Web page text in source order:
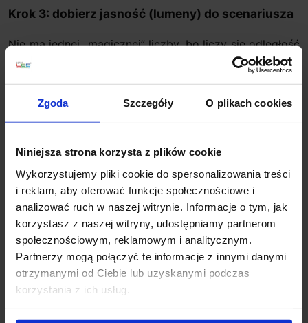
Zgoda Szczegóły O plikach cookies
Niniejsza strona korzysta z plików cookie
Wykorzystujemy pliki cookie do spersonalizowania treści
i reklam, aby oferować funkcje społecznościowe i
analizować ruch w naszej witrynie. Informacje o tym, jak
korzystasz z naszej witryny, udostępniamy partnerom
społecznościowym, reklamowym i analitycznym.
Partnerzy mogą połączyć te informacje z innymi danymi
otrzymanymi od Ciebie lub uzyskanymi podczas
korzystania z ich usług.
Krok 3: dobierz jasność (lumeny) do scenariusza
Nie ma jednej „magicznej” liczby, bo liczy się odległość
od powierzchni, kolor ścian i to, czy lampa świeci w
górę, w dół czy przez dyfuzor. Poniższe widełki są
jednak bardzo użytecznym punktem startu.
Zastosowanie | Typowe widełki (lm) | Co daje
najlepszy efekt
Nastrój / wieczór | 200–400 lm | ciepła barwa +
ściemnianie
Lampa „codzienna” przy sofie | 400–800 lm |
opal/mleczne szkło i stabilna baza
Czytanie przy fotelu | 400–800 lm (światło
ukierunkowane) | klosz tak ustawiony, by nie świecił w
oczy
Wsparcie pracy (gabinet) | 600–1000 lm (lub więcej,
zależnie od układu) | lepsza kontrola kierunku i wyższe
CRI
Wskazówka: do czytania ważniejsze od „samej mocy”